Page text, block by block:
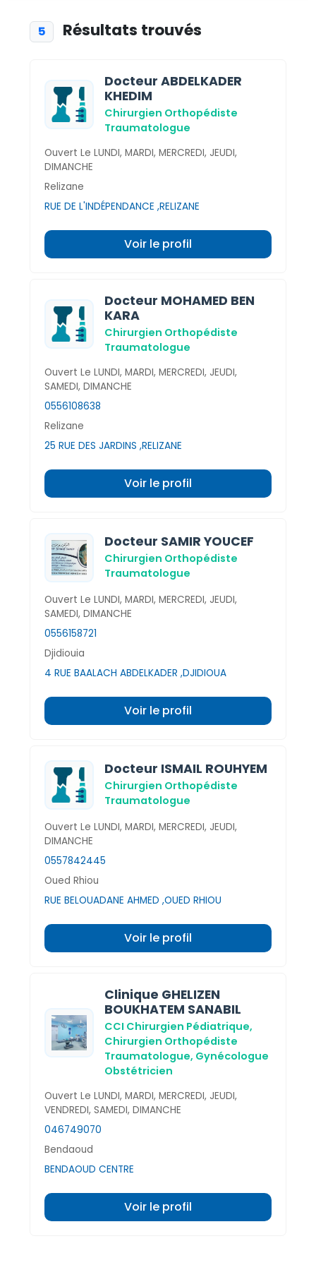
5 Résultats trouvés
Docteur ABDELKADER
KHEDIM
Chirurgien Orthopédiste
Traumatologue
Ouvert Le LUNDI, MARDI, MERCREDI, JEUDI,
DIMANCHE
Relizane
RUE DE L'INDÉPENDANCE ,RELIZANE
Voir le profil
Docteur MOHAMED BEN
KARA
Chirurgien Orthopédiste
Traumatologue
Ouvert Le LUNDI, MARDI, MERCREDI, JEUDI,
SAMEDI, DIMANCHE
0556108638
Relizane
25 RUE DES JARDINS ,RELIZANE
Voir le profil
Docteur SAMIR YOUCEF
Chirurgien Orthopédiste
Traumatologue
Ouvert Le LUNDI, MARDI, MERCREDI, JEUDI,
SAMEDI, DIMANCHE
0556158721
Djidiouia
4 RUE BAALACH ABDELKADER ,DJIDIOUA
Voir le profil
Docteur ISMAIL ROUHYEM
Chirurgien Orthopédiste
Traumatologue
Ouvert Le LUNDI, MARDI, MERCREDI, JEUDI,
DIMANCHE
0557842445
Oued Rhiou
RUE BELOUADANE AHMED ,OUED RHIOU
Voir le profil
Clinique GHELIZEN
BOUKHATEM SANABIL
CCI Chirurgien Pédiatrique,
Chirurgien Orthopédiste
Traumatologue, Gynécologue
Obstétricien
Ouvert Le LUNDI, MARDI, MERCREDI, JEUDI,
VENDREDI, SAMEDI, DIMANCHE
046749070
Bendaoud
BENDAOUD CENTRE
Voir le profil